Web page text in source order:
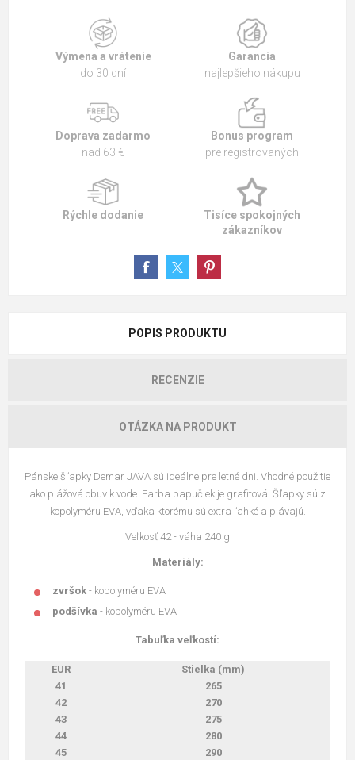
Výmena a vrátenie
do 30 dní
Garancia
najlepšieho nákupu
Doprava zadarmo
nad 63 €
Bonus program
pre registrovaných
Rýchle dodanie
Tisíce spokojných
zákazníkov
POPIS PRODUKTU
RECENZIE
OTÁZKA NA PRODUKT
Pánske šľapky Demar JAVA sú ideálne pre letné dni. Vhodné použitie
ako plážová obuv k vode. Farba papučiek je grafitová. Šľapky sú z
kopolyméru EVA, vďaka ktorému sú extra ľahké a plávajú.
Veľkosť 42 - váha 240 g
Materiály:
zvršok - kopolyméru EVA
podšívka - kopolyméru EVA
Tabuľka veľkostí:
EUR
Stielka (mm)
41
265
42
270
43
275
44
280
45
290